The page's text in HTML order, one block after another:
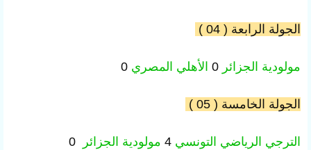
الجولة الرابعة ( 04 )
مولودية الجزائر الأهلي المصري 0
الجولة الخامسة ( 05 )
الترجي الرياضي التونسي مولودية الجزائر 0